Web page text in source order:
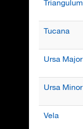
Triangulum
Tucana
Ursa Major
Ursa Minor
Vela